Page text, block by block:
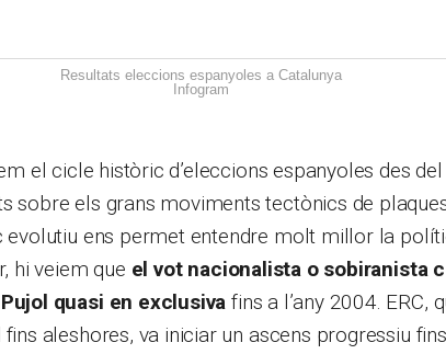
Resultats eleccions espanyoles a Catalunya
Infogram
el cicle històric d’eleccions espanyoles des
sobre els grans moviments tectònics de
evolutiu ens permet entendre molt millor la
hi veiem que el vot nacionalista o sobiranista
quasi en exclusivafins a l’any 2004. ERC,
fins aleshores, va iniciar un ascens progressiu